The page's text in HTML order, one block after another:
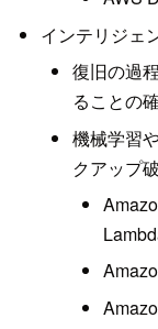
インテリジェ
復旧の過
ることの
機械学習
クアップ